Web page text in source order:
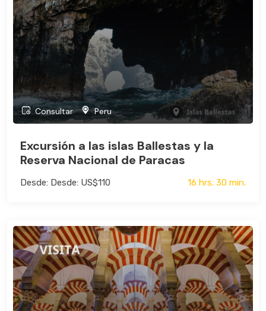
Consultar Peru
Excursión a las islas Ballestas y la
Reserva Nacional de Paracas
Desde: Desde: US$110 16 hrs. 30 min.